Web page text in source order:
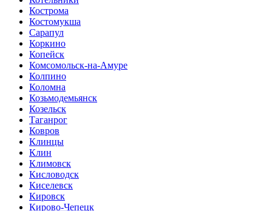
Кострома
Костомукша
Сарапул
Коркино
Копейск
Комсомольск-на-Амуре
Колпино
Коломна
Козьмодемьянск
Козельск
Таганрог
Ковров
Клинцы
Клин
Климовск
Кисловодск
Киселевск
Кировск
Кирово-Чепецк